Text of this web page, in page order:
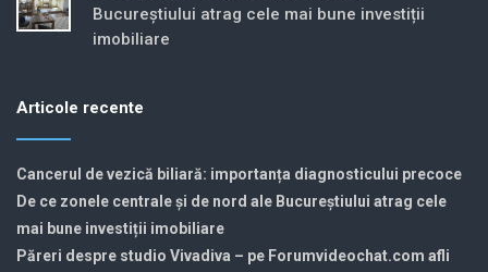
Bucureștiului atrag cele mai bune investiții
imobiliare
Articole recente
Cancerul de vezică biliară: importanța diagnosticului precoce
De ce zonele centrale și de nord ale Bucureștiului atrag cele
mai bune investiții imobiliare
Păreri despre studio Vivadiva – pe Forumvideochat.com afli